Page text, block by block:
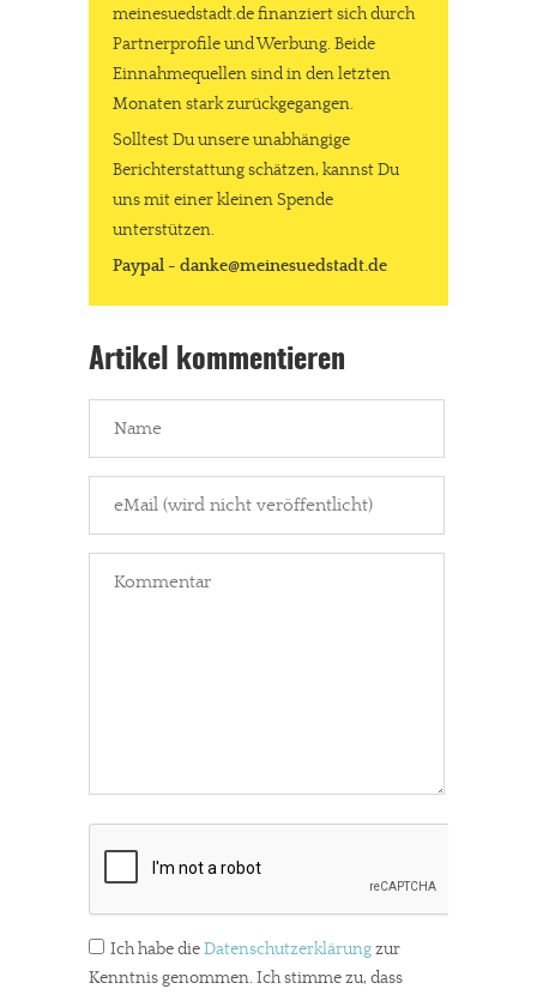
meinesuedstadt.de finanziert sich durch
Partnerprofile und Werbung. Beide
Einnahmequellen sind in den letzten
Monaten stark zurückgegangen.
Solltest Du unsere unabhängige
Berichterstattung schätzen, kannst Du
uns mit einer kleinen Spende
unterstützen.
Paypal - danke@meinesuedstadt.de
Artikel kommentieren
Ich habe dieDatenschutzerklärungzur
Kenntnis genommen. Ich stimme zu, dass